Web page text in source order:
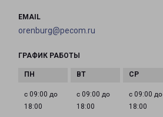
EMAIL
orenburg@pecom.ru
ГРАФИК РАБОТЫ
с 09:00 до
18:00
с 09:00 до
18:00
с 09:00 до
18:00